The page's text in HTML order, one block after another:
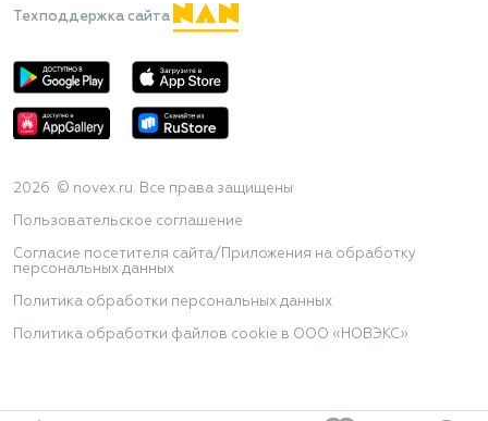
Техподдержка сайта
2026 © novex.ru. Все права защищены
Пользовательское соглашение
Согласие посетителя сайта/Приложения на обработку
персональных данных
Политика обработки персональных данных
Политика обработки файлов cookie в ООО «НОВЭКС»